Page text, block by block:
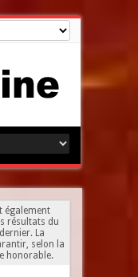
également
résultats du
La
selon la
honorable.